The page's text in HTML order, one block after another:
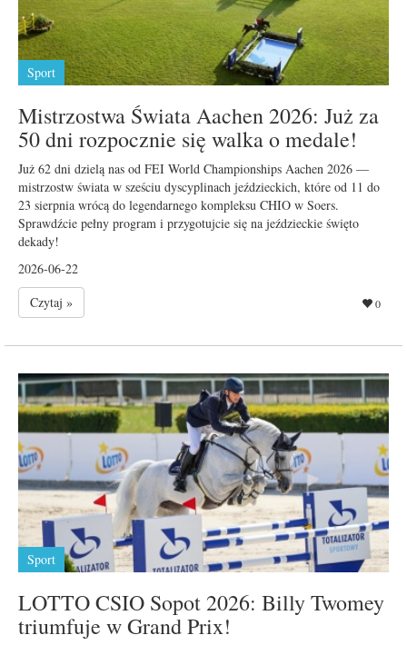
Sport
Mistrzostwa Świata Aachen 2026: Już za
50 dni rozpocznie się walka o medale!
Już 62 dni dzielą nas od FEI World Championships Aachen 2026 —
mistrzostw świata w sześciu dyscyplinach jeździeckich, które od 11 do
23 sierpnia wrócą do legendarnego kompleksu CHIO w Soers.
Sprawdźcie pełny program i przygotujcie się na jeździeckie święto
dekady!
2026-06-22
Czytaj »
0
Sport
LOTTO CSIO Sopot 2026: Billy Twomey
triumfuje w Grand Prix!